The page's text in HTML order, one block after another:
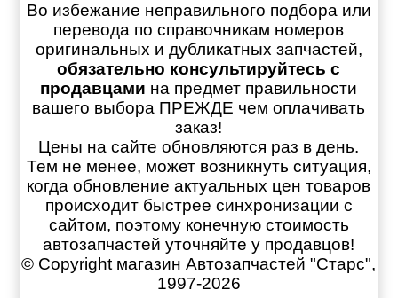
Во избежание неправильного подбора или
перевода по справочникам номеров
оригинальных и дубликатных запчастей,
обязательно консультируйтесь с
продавцами на предмет правильности
вашего выбора ПРЕЖДЕ чем оплачивать
заказ!
Цены на сайте обновляются раз в день.
Тем не менее, может возникнуть ситуация,
когда обновление актуальных цен товаров
происходит быстрее синхронизации с
сайтом, поэтому конечную стоимость
автозапчастей уточняйте у продавцов!
© Copyright магазин Автозапчастей "Старс",
1997-2026